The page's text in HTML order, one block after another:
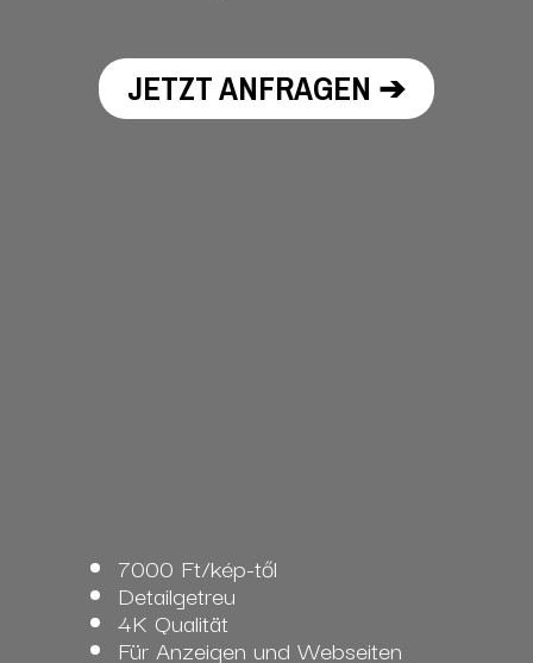
JETZT ANFRAGEN ➔
7000 Ft/kép-től
Detailgetreu
4K Qualität
Für Anzeigen und Webseiten